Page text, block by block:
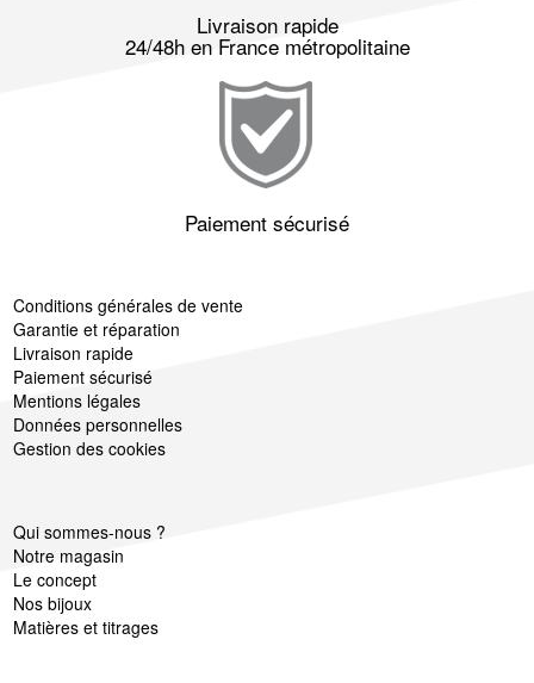
Livraison rapide
24/48h en France métropolitaine
Paiement sécurisé
Conditions générales de vente
Garantie et réparation
Livraison rapide
Paiement sécurisé
Mentions légales
Données personnelles
Gestion des cookies
Qui sommes-nous ?
Notre magasin
Le concept
Nos bijoux
Matières et titrages